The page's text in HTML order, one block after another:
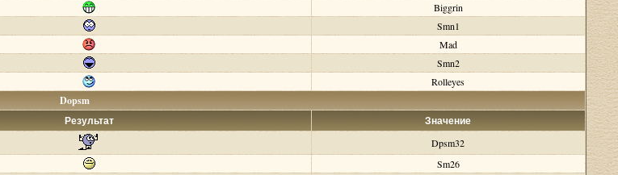
Biggrin
Smn1
Mad
Smn2
Rolleyes
Dopsm
Результат Значение
Dpsm32
Sm26